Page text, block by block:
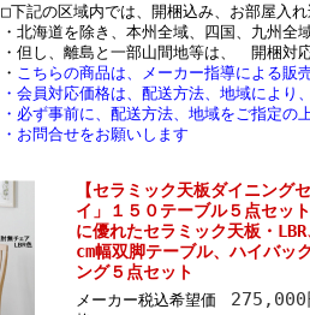
□下記の区域内では、開梱込み、お部屋入
・北海道を除き、本州全域、四国、九州全
・但し、離島と一部山間地等は、 開梱対
・ こちらの商品は、メーカー指導による販
・会員対応価格は、配送方法、地域により
・必ず事前に、配送方法、地域をご指定の
・お問合せをお願いします
【セラミック天板ダイニング
イ」１５０テーブル５点セッ
に優れたセラミック天板・LBR
cm幅双脚テーブル、ハイバッ
ング５点セット
メーカー税込希望価
275,000